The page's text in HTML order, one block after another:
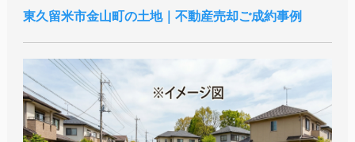
東久留米市金山町の土地｜不動産売却ご成約事例